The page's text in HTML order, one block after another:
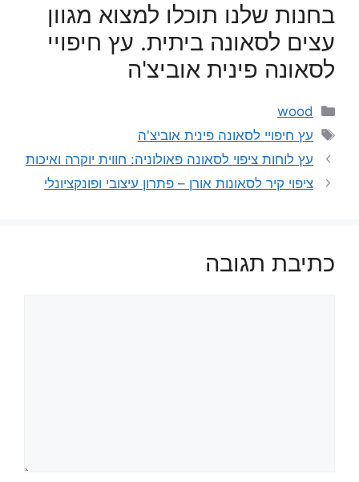
בחנות שלנו תוכלו למצוא מגוון
עצים לסאונה ביתית. עץ חיפויי
לסאונה פינית אוביצ'ה
קטגוריות
wood
תגיות
עץ חיפויי לסאונה פינית אוביצ'ה
עץ לוחות ציפוי לסאונה פאולוניה: חווית יוקרה ואיכות
ציפוי קיר לסאונות אורן – פתרון עיצובי ופונקציונלי
כתיבת תגובה